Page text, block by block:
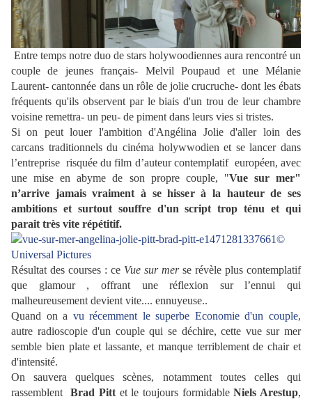
Entre temps notre duo de stars holywoodiennes aura rencontré un
couple de jeunes français- Melvil Poupaud et une Mélanie
Laurent- cantonnée dans un rôle de jolie crucruche- dont les ébats
fréquents qu'ils observent par le biais d'un trou de leur chambre
voisine remettra- un peu- de piment dans leurs vies si tristes.
Si on peut louer l'ambition d'Angélina Jolie d'aller loin des
carcans traditionnels du cinéma holywwodien et se lancer dans
l’entreprise risquée du film d’auteur contemplatif européen, avec
une mise en abyme de son propre couple, "Vue sur mer"
n’arrive jamais vraiment à se hisser à la hauteur de ses
ambitions et surtout souffre d'un script trop ténu et qui
parait très vite répétitif.
Résultat des courses : ce Vue sur merse révèle plus contemplatif
que glamour , offrant une réflexion sur l’ennui qui
malheureusement devient vite.... ennuyeuse..
Quand on a vu récemment le superbe Economie d'un couple,
autre radioscopie d'un couple qui se déchire, cette vue sur mer
semble bien plate et lassante, et manque terriblement de chair et
d'intensité.
On sauvera quelques scènes, notamment toutes celles qui
rassemblentBrad Pitt et le toujours formidableNiels Arestup,